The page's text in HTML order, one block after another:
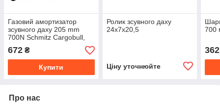
Газовий амортизатор
зсувного даху 205 mm
700N Schmitz Cargobull,
Kogel, Krone,
Schwarzmueller, Wielton
Детальн
672 ₴
Купити
Ролик зсувного даху
24x7x20,5
Ціну уточнюйте
700
362
Про нас